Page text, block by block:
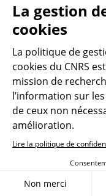
Créer un compte
La gestion
cookies
La politique de
cookies du CNRS
mission de
l’information sur
de ceux non
amélioration.
Lire la politique de
Non merci